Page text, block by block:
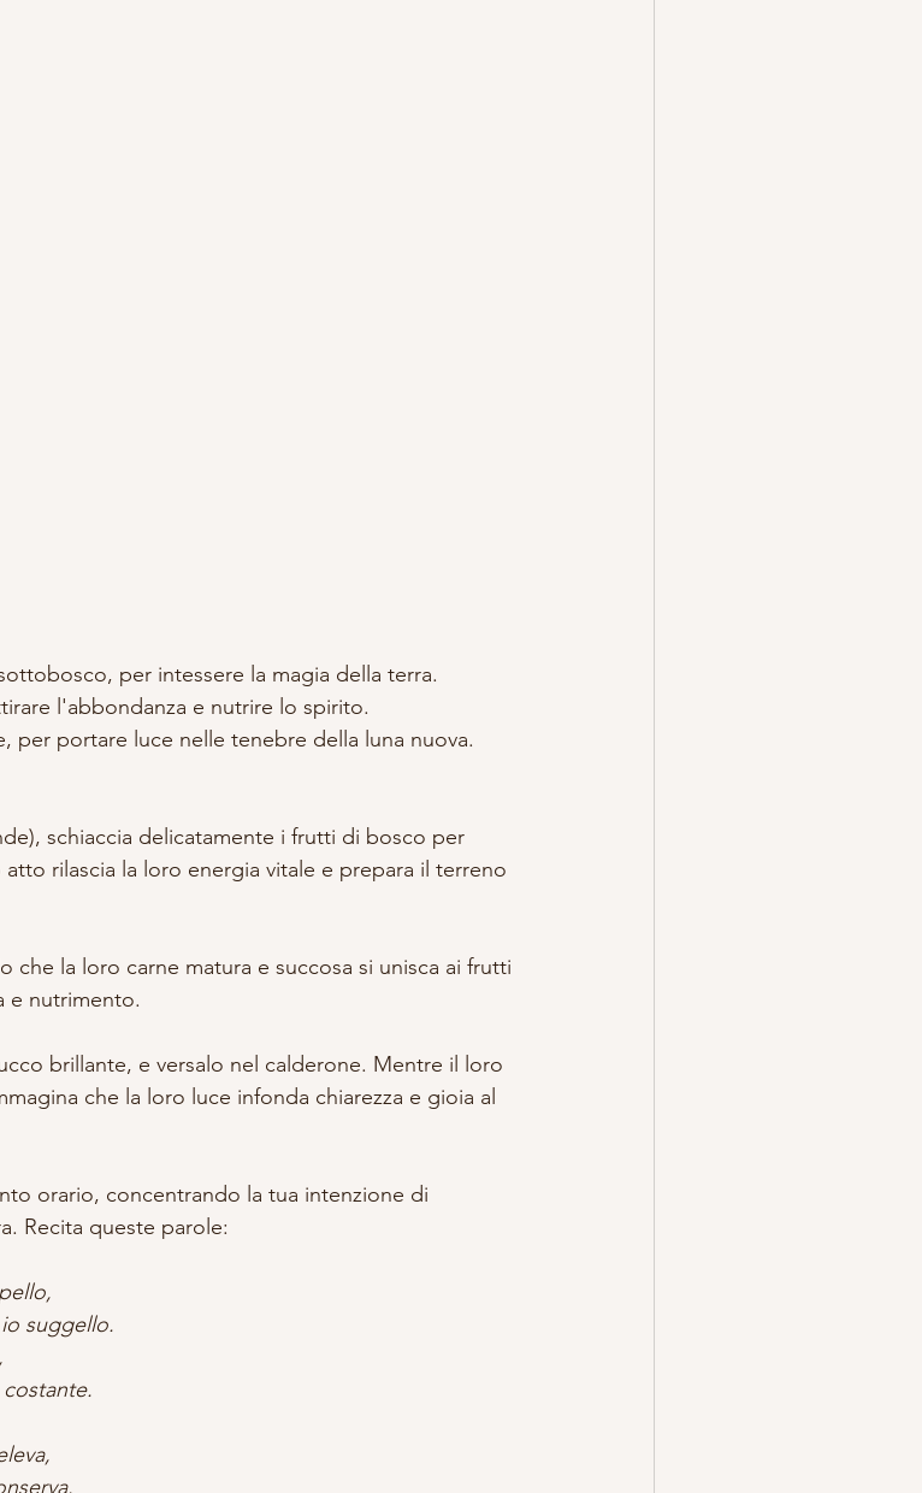
per intessere la magia della terra.
l'abbondanza e nutrire lo spirito.
per portare luce nelle tenebre della luna nuova.
schiaccia delicatamente i frutti di bosco per
rilascia la loro energia vitale e prepara il terreno
che la loro carne matura e succosa si unisca ai frutti
e nutrimento.
brillante, e versalo nel calderone. Mentre il loro
che la loro luce infonda chiarezza e gioia al
orario, concentrando la tua intenzione di
Recita queste parole:
suggello.